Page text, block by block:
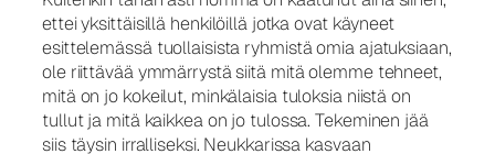
ettei yksittäisillä henkilöillä jotka ovat käyneet
esittelemässä tuollaisista ryhmistä omia ajatuksiaan,
ole riittävää ymmärrystä siitä mitä olemme tehneet,
mitä on jo kokeilut, minkälaisia tuloksia niistä on
tullut ja mitä kaikkea on jo tulossa. Tekeminen jää
siis täysin irralliseksi. Neukkarissa kasvaan